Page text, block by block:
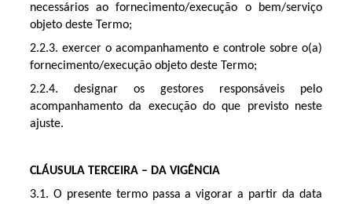
necessários ao fornecimento/execução o bem/serviço
objeto deste Termo;
2.2.3. exercer o acompanhamento e controle sobre o(a)
fornecimento/execução objeto deste Termo;
2.2.4. designar os gestores responsáveis pelo
acompanhamento da execução do que previsto neste
ajuste.
CLÁUSULA TERCEIRA – DA VIGÊNCIA
3.1. O presente termo passa a vigorar a partir da data